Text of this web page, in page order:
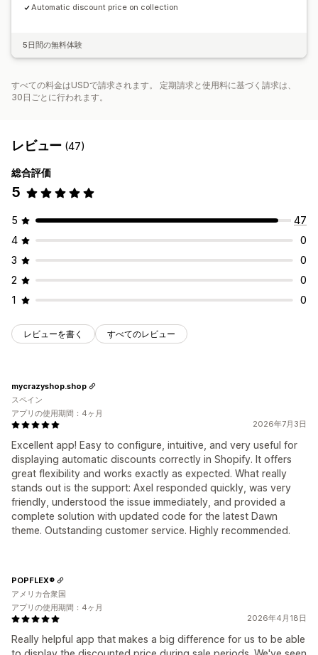
Automatic discount price on collection
5日間の無料体験
すべての料金はUSDで請求されます。 定期請求と使用料に基づく請求は、
30日ごとに行われます。
レビュー (47)
総合評価
5
5
47
4
0
3
0
2
0
1
0
レビューを書く すべてのレビュー
2026年7月3日
Excellent app! Easy to configure, intuitive, and very useful for
displaying automatic discounts correctly in Shopify. It offers
great flexibility and works exactly as expected. What really
stands out is the support: Axel responded quickly, was very
friendly, understood the issue immediately, and provided a
complete solution with updated code for the latest Dawn
theme. Outstanding customer service. Highly recommended.
mycrazyshop.shop
スペイン
アプリの使用期間：4ヶ月
2026年4月18日
Really helpful app that makes a big difference for us to be able
POPFLEX®
アメリカ合衆国
アプリの使用期間：4ヶ月